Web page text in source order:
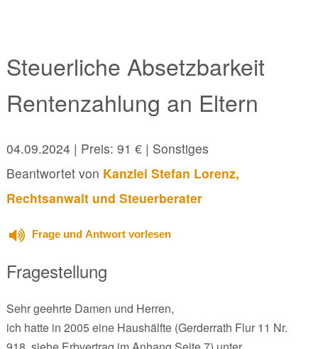
Steuerliche Absetzbarkeit
Rentenzahlung an Eltern
04.09.2024| Preis: 91 € | Sonstiges
Beantwortet von Kanzlei Stefan Lorenz,
Rechtsanwalt und Steuerberater
Frage und Antwort vorlesen
Fragestellung
Sehr geehrte Damen und Herren,
ich hatte in 2005 eine Haushälfte (Gerderrath Flur 11 Nr.